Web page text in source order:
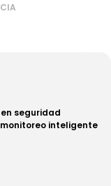
seguridad
inteligente